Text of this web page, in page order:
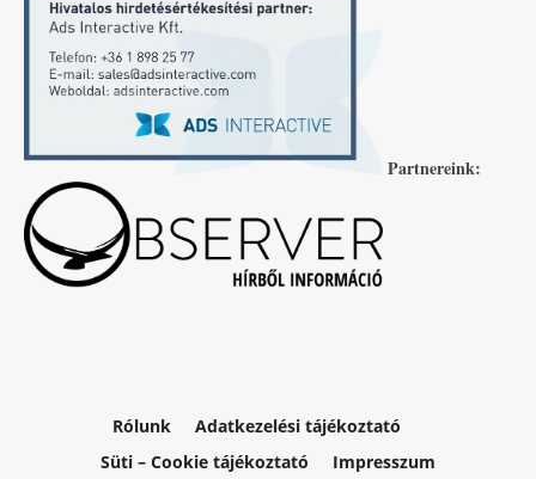
Partnereink:
Rólunk
Adatkezelési tájékoztató
Süti – Cookie tájékoztató
Impresszum